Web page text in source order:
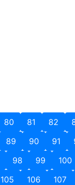
80 81 82
89 90 91
98 99 100
105 106 107